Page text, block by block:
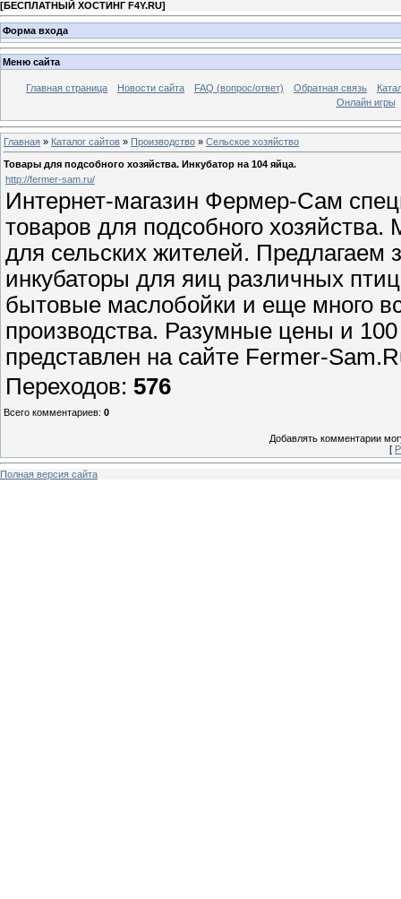
[БЕСПЛАТНЫЙ ХОСТИНГ F4Y.RU]
Форма входа
Меню сайта
Главная страница Новости сайта FAQ (вопрос/ответ) Обратная связь
Онлайн игры
Главная » Каталог сайтов » Производство » Сельское хозяйство
Товары для подсобного хозяйства. Инкубатор на 104 яйца.
http://fermer-sam.ru/
Интернет-магазин Фермер-Сам
товаров для подсобного
для сельских жителей. Предлагаем
инкубаторы для яиц различных
бытовые маслобойки и еще много
производства. Разумные цены и 100
представлен на сайте Fermer-
Переходов: 576
Всего комментариев: 0
Добавлять комментарии
[
Полная версия сайта